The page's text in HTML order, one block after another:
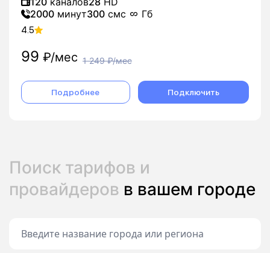
2000 минут300 смс Гб
4.5
99 ₽/мес 1 249₽/мес
Подробнее Подключить
Поиск тарифов и
провайдеров в вашем городе